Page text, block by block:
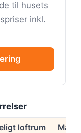
til husets
inkl.
loftrum